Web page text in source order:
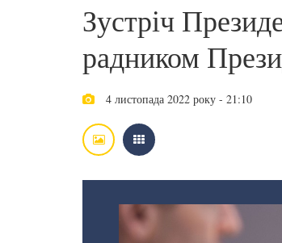
Зустріч
радником
4 листопада 2022 року - 21:10